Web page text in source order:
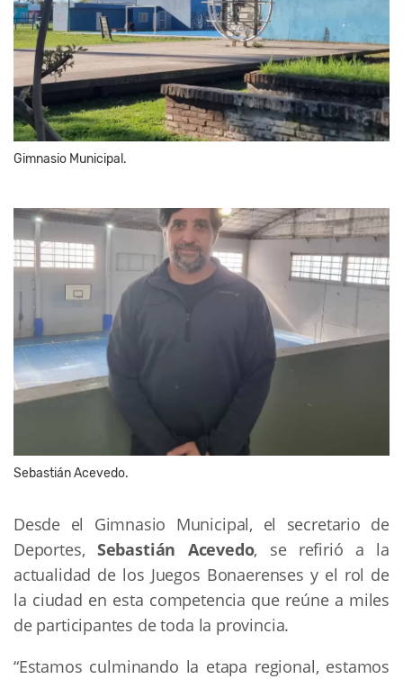
Gimnasio Municipal.
Sebastián Acevedo.
Desde el Gimnasio Municipal, el secretario de
Deportes, Sebastián Acevedo, se refirió a la
actualidad de los Juegos Bonaerenses y el rol de
la ciudad en esta competencia que reúne a miles
de participantes de toda la provincia.
“Estamos culminando la etapa regional, estamos